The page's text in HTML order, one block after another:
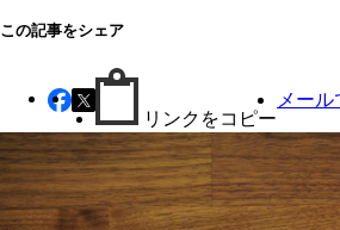
この記事をシェア
リンクをコピー
メール